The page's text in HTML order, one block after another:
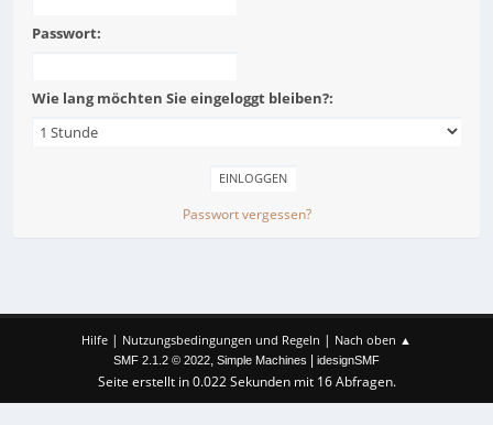
Passwort:
Wie lang möchten Sie eingeloggt bleiben?:
Passwort vergessen?
Hilfe | Nutzungsbedingungen und Regeln | Nach oben ▲
SMF 2.1.2 © 2022, Simple Machines idesignSMF
Seite erstellt in 0.022 Sekunden mit 16 Abfragen.